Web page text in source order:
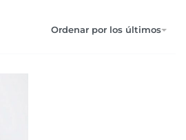
Ordenar por los últimos